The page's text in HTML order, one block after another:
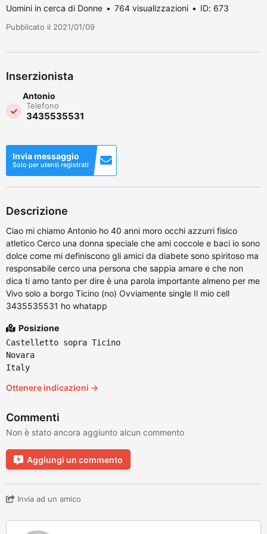
Uomini in cerca di Donne 764 visualizzazioni ID: 673
Pubblicato il 2021/01/09
Inserzionista
Antonio
Telefono
3435535531
Invia messaggio
Solo per utenti registrati
Descrizione
Ciao mi chiamo Antonio ho 40 anni moro occhi azzurri fisico
atletico Cerco una donna speciale che ami coccole e baci io sono
dolce come mi definiscono gli amici da diabete sono spiritoso ma
responsabile cerco una persona che sappia amare e che non
dica ti amo tanto per dire è una parola importante almeno per me
Vivo solo a borgo Ticino (no) Ovviamente single Il mio cell
3435535531 ho whatapp
Posizione
Castelletto sopra Ticino
Novara
Italy
Ottenere indicazioni →
Commenti
Non è stato ancora aggiunto alcun commento
Aggiungi un commento
Invia ad un amico